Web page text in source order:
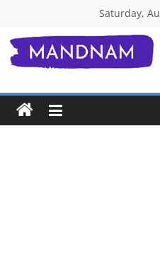
content
Saturday,
जाने
एक-